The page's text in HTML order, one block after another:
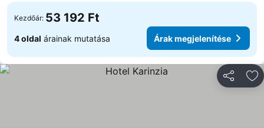
Kezdőár: 53 192 Ft
4 oldal árainak mutatása Árak megjelenítése